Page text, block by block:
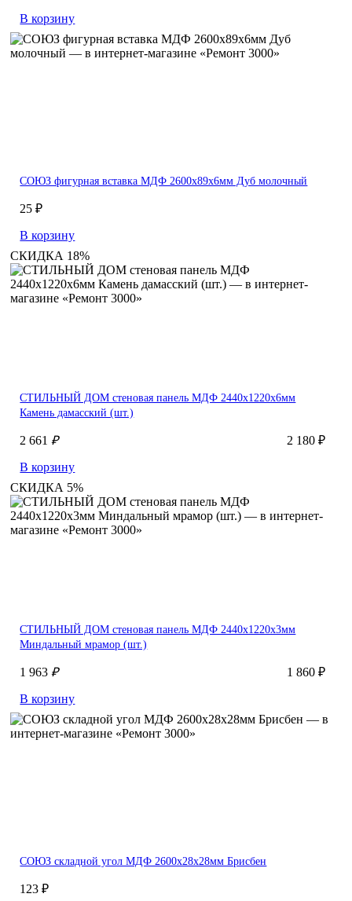
В корзину
СОЮЗ фигурная вставка МДФ 2600х89х6мм Дуб молочный
25 ₽
В корзину
СКИДКА 18%
СТИЛЬНЫЙ ДОМ стеновая панель МДФ 2440х1220х6мм
Камень дамасский (шт.)
2 661₽
2 180 ₽
В корзину
СКИДКА 5%
СТИЛЬНЫЙ ДОМ стеновая панель МДФ 2440х1220х3мм
Миндальный мрамор (шт.)
1 963₽
1 860 ₽
В корзину
СОЮЗ складной угол МДФ 2600х28х28мм Брисбен
123 ₽